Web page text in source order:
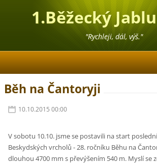
1.Běžecký
"Rychleji, dál, výš."
Běh na Čantoryji
10.10.2015 00:00
V sobotu 10.10. jsme se postavili na start
Beskydských vrcholů - 28. ročníku Běhu na
dlouhou 4700 mm s převýšením 540 m. Myslí se